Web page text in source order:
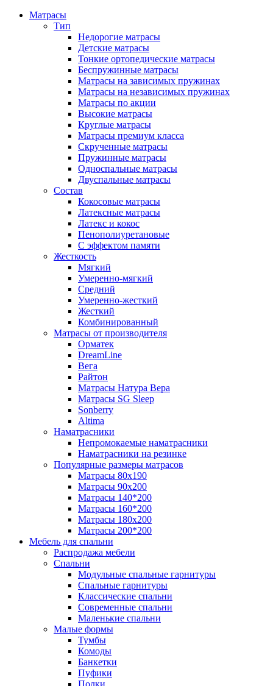
Матрасы
Тип
Недорогие матрасы
Детские матрасы
Тонкие ортопедические матрасы
Беспружинные матрасы
Матрасы на зависимых пружинах
Матрасы на независимых пружинах
Матрасы по акции
Высокие матрасы
Круглые матрасы
Матрасы премиум класса
Скрученные матрасы
Пружинные матрасы
Односпальные матрасы
Двуспальные матрасы
Состав
Кокосовые матрасы
Латексные матрасы
Латекс и кокос
Пенополиуретановые
С эффектом памяти
Жесткость
Мягкий
Умеренно-мягкий
Средний
Умеренно-жесткий
Жесткий
Комбинированный
Матрасы от производителя
Орматек
DreamLine
Вега
Райтон
Матрасы Натура Вера
Матрасы SG Sleep
Sonberry
Altima
Наматрасники
Непромокаемые наматрасники
Наматрасники на резинке
Популярные размеры матрасов
Матрасы 80x190
Матрасы 90x200
Матрасы 140*200
Матрасы 160*200
Матрасы 180x200
Матрасы 200*200
Мебель для спальни
Распродажа мебели
Спальни
Модульные спальные гарнитуры
Спальные гарнитуры
Классические спальни
Современные спальни
Маленькие спальни
Малые формы
Тумбы
Комоды
Банкетки
Пуфики
Полки